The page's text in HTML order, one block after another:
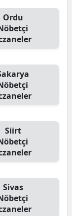
Ordu
Siirt
Sivas